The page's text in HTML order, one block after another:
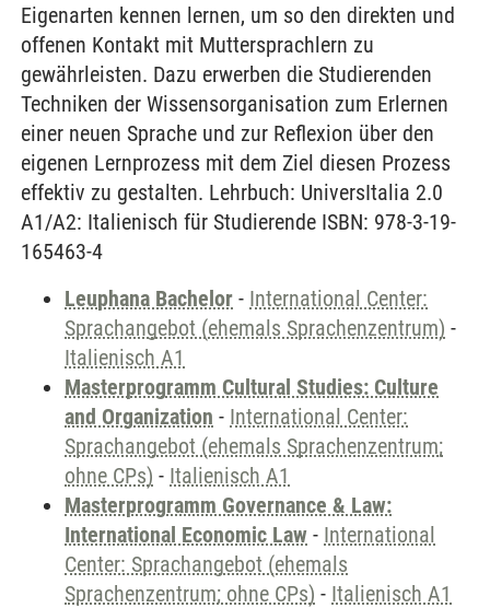
Eigenarten kennen lernen, um so den direkten und
offenen Kontakt mit Muttersprachlern zu
gewährleisten. Dazu erwerben die Studierenden
Techniken der Wissensorganisation zum Erlernen
einer neuen Sprache und zur Reflexion über den
eigenen Lernprozess mit dem Ziel diesen Prozess
effektiv zu gestalten. Lehrbuch: UniversItalia 2.0
A1/A2: Italienisch für Studierende ISBN: 978-3-19-
165463-4
Leuphana Bachelor - International Center:
Sprachangebot (ehemals Sprachenzentrum) -
Italienisch A1
Masterprogramm Cultural Studies: Culture
and Organization - International Center:
Sprachangebot (ehemals Sprachenzentrum;
ohne CPs) - Italienisch A1
Masterprogramm Governance & Law:
International Economic Law - International
Center: Sprachangebot (ehemals
Sprachenzentrum; ohne CPs) - Italienisch A1